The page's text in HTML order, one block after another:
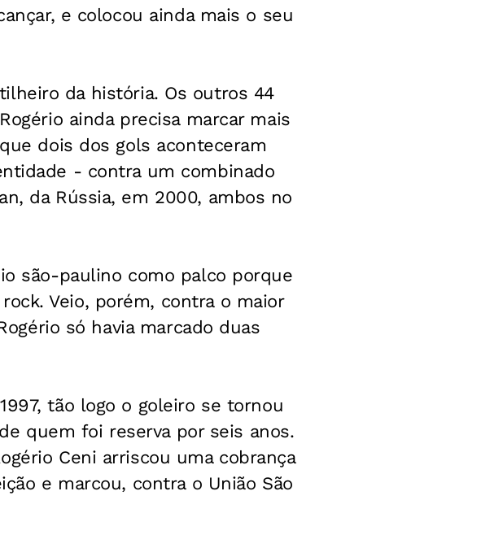
e colocou ainda mais o seu
da história. Os outros 44
ainda precisa marcar mais
dois dos gols aconteceram
- contra um combinado
da Rússia, em 2000, ambos no
são-paulino como palco porque
Veio, porém, contra o maior
só havia marcado duas
tão logo o goleiro se tornou
quem foi reserva por seis anos.
Ceni arriscou uma cobrança
e marcou, contra o União São